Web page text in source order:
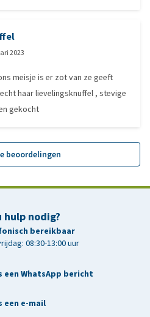
2023
meisje is er zot van ze geeft
haar lievelingsknuffel , stevige
gekocht
beoordelingen
hulp nodig?
bereikbaar
08:30-13:00 uur
een WhatsApp bericht
een e-mail